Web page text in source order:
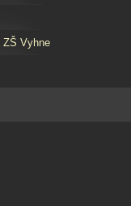
ZŠ Vyhne